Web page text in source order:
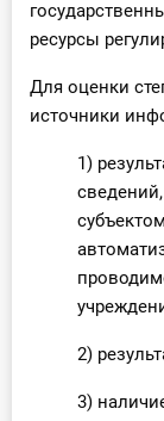
ресурсы
Для оценки
источники
1)
2)
3)